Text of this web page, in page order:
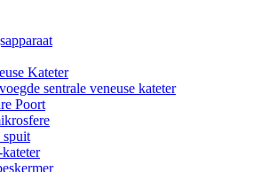
Kateter
sentrale veneuse kateter
Poort
spuit